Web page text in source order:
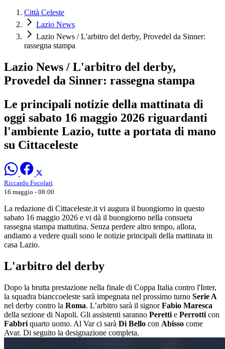
Città Celeste
Lazio News
Lazio News / L'arbitro del derby, Provedel da Sinner:
rassegna stampa
Lazio News / L'arbitro del derby,
Provedel da Sinner: rassegna stampa
Le principali notizie della mattinata di
oggi sabato 16 maggio 2026 riguardanti
l'ambiente Lazio, tutte a portata di mano
su Cittaceleste
Riccardo Focolari
16 maggio - 08:00
La redazione di Cittaceleste.it vi augura il buongiorno in questo
sabato 16 maggio 2026 e vi dà il buongiorno nella consueta
rassegna stampa mattutina. Senza perdere altro tempo, allora,
andiamo a vedere quali sono le notizie principali della mattinata in
casa Lazio.
L'arbitro del derby
Dopo la brutta prestazione nella finale di Coppa Italia contro l'Inter,
la squadra bianccoeleste sarà impegnata nel prossimo turno Serie A
nel derby contro la Roma. L’arbitro sarà il signorFabio Maresca
della sezione di Napoli. Gli assistenti saranno Peretti e Perrotti con
Fabbri quarto uomo. Al Var ci sarà Di Bello con Abisso come
Avar. Di seguito la designazione completa.